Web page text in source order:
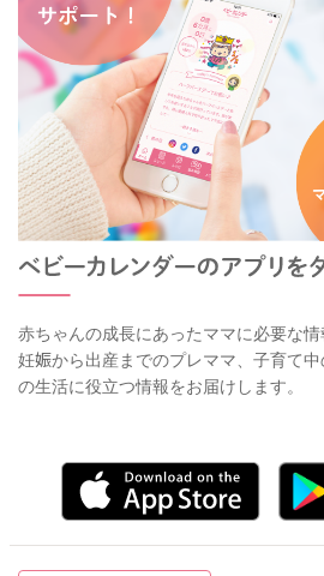
赤ちゃんの成長にあったママに必要な情
妊娠から出産までのプレママ、子育て
の生活に役立つ情報をお届けします。